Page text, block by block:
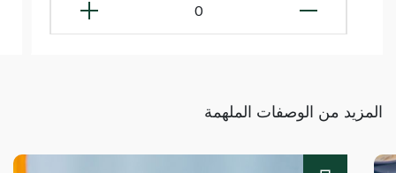
0
المزيد من الوصفات الملهمة